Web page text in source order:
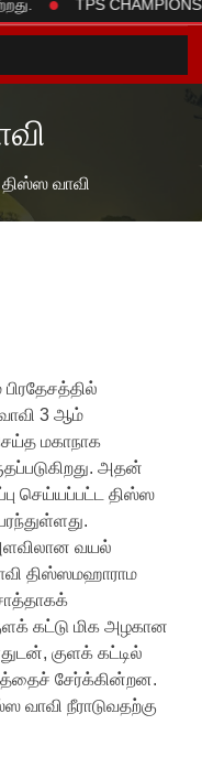
● TPS
திஸ்ஸ வாவி
3 ஆம்
மகாநாக
அதன்
செய்யப்பட்ட திஸ்ஸ
வயல்
திஸ்ஸமஹாராம
கட்டு மிக அழகான
குளக் கட்டில்
சேர்க்கின்றன.
வாவி நீராடுவதற்கு